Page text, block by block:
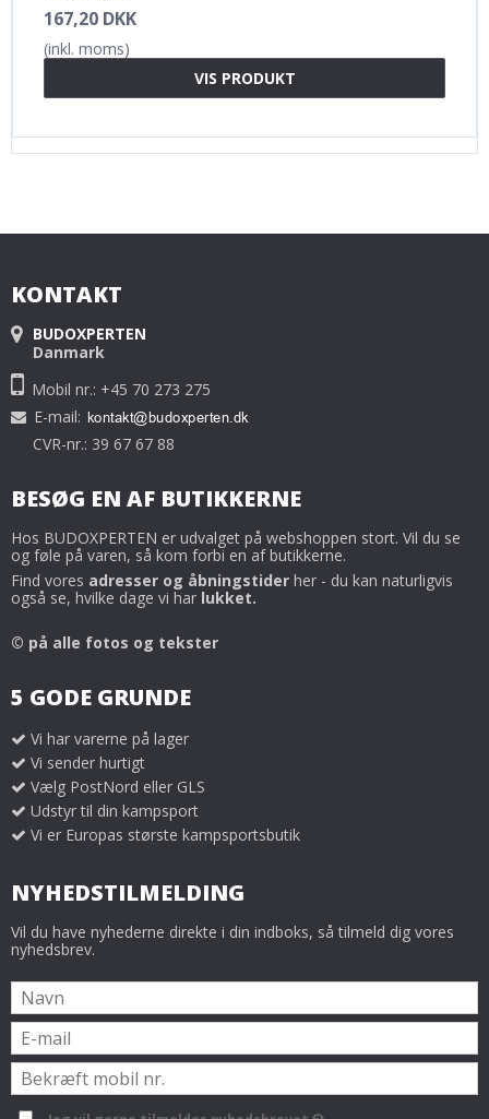
167,20 DKK
(inkl. moms)
VIS PRODUKT
KONTAKT
BUDOXPERTEN
Danmark
Mobil nr.: +45 70 273 275
E-mail:
CVR-nr.: 39 67 67 88
BESØG EN AF BUTIKKERNE
Hos BUDOXPERTEN er udvalget på webshoppen stort. Vil du se
og føle på varen, så kom forbi en af butikkerne.
Find vores adresser og åbningstider her - du kan naturligvis
også se, hvilke dage vi har lukket.
© på alle fotos og tekster
5 GODE GRUNDE
Vi har varerne på lager
Vi sender hurtigt
Vælg PostNord eller GLS
Udstyr til din kampsport
Vi er Europas største kampsportsbutik
NYHEDSTILMELDING
Vil du have nyhederne direkte i din indboks, så tilmeld dig vores
nyhedsbrev.